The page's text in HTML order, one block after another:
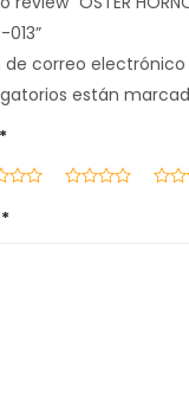
013”
de correo
están
*
*